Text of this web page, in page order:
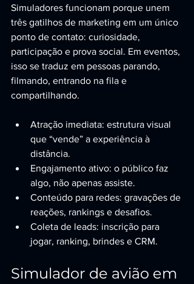
Simuladores funcionam porque unem
três gatilhos de marketing em um único
ponto de contato: curiosidade,
participação e prova social. Em eventos,
isso se traduz em pessoas parando,
filmando, entrando na fila e
compartilhando.
Atração imediata: estrutura visual
que “vende” a experiência à
distância.
Engajamento ativo: o público faz
algo, não apenas assiste.
Conteúdo para redes: gravações de
reações, rankings e desafios.
Coleta de leads: inscrição para
jogar, ranking, brindes e CRM.
Simulador de avião em